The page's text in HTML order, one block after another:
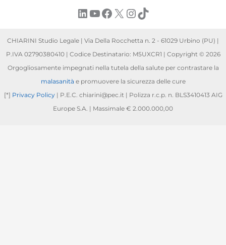
LinkedIn
YouTube
Facebook
X Instagram
TikTok
CHIARINI Studio Legale | Via Della Rocchetta n. 2 - 61029 Urbino (PU) |
P.IVA 02790380410 | Codice Destinatario: M5UXCR1 | Copyright © 2026
Orgogliosamente impegnati nella tutela della salute per contrastare la
malasanità e promuovere la sicurezza delle cure
[*] Privacy Policy| P.E.C. chiarini@pec.it | Polizza r.c.p. n. BLS3410413 AIG
Europe S.A. | Massimale € 2.000.000,00